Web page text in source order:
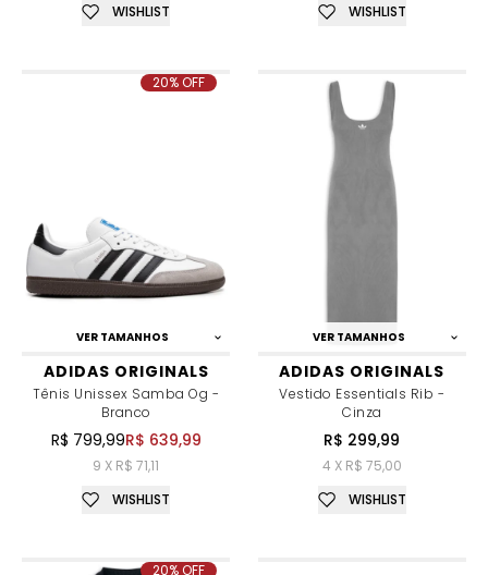
WISHLIST
WISHLIST
VER TAMANHOS
ADIDAS ORIGINALS
Tênis Unissex Samba Og -
Branco
R$ 799,99R$ 639,99
9 X R$ 71,11
20% OFF
WISHLIST
VER TAMANHOS
ADIDAS ORIGINALS
Vestido Essentials Rib -
Cinza
R$ 299,99
4 X R$ 75,00
WISHLIST
20% OFF